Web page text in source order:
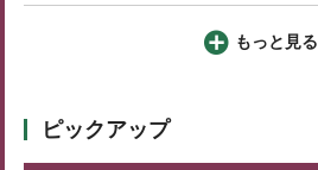
もっと見る
ピックアップ